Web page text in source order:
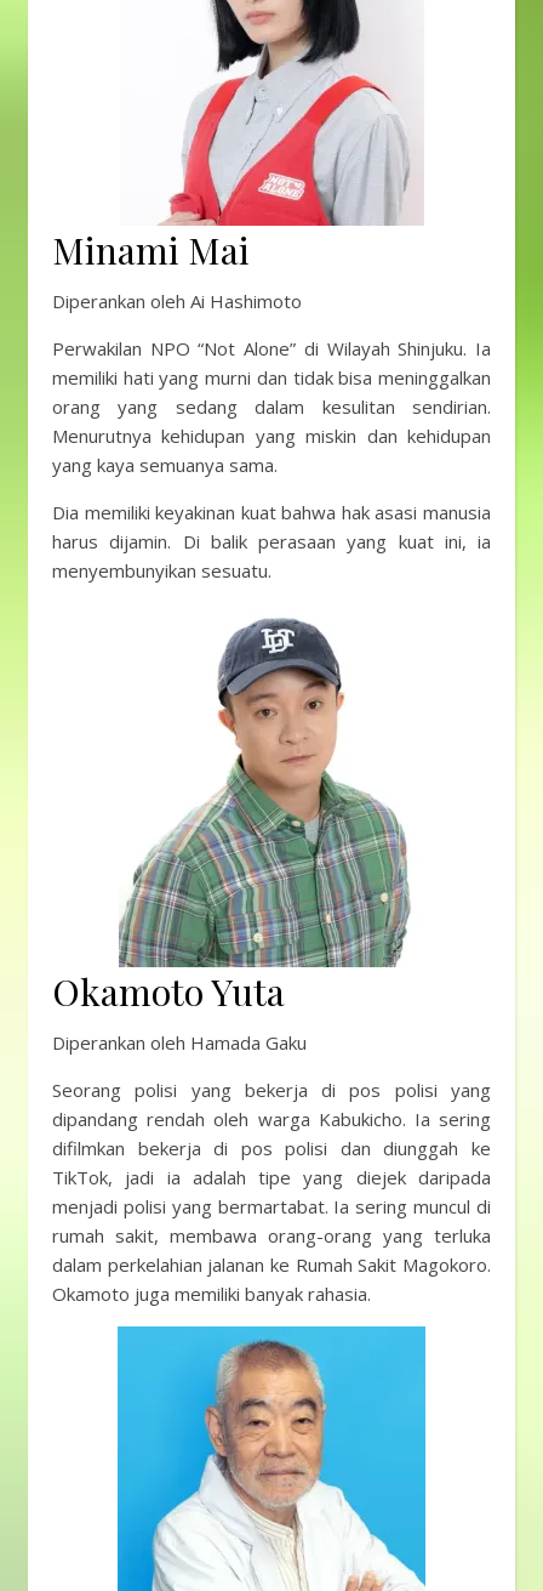
Minami Mai
Diperankan oleh Ai Hashimoto
Perwakilan NPO “Not Alone” di Wilayah Shinjuku. Ia
memiliki hati yang murni dan tidak bisa meninggalkan
orang yang sedang dalam kesulitan sendirian.
Menurutnya kehidupan yang miskin dan kehidupan
yang kaya semuanya sama.
Dia memiliki keyakinan kuat bahwa hak asasi manusia
harus dijamin. Di balik perasaan yang kuat ini, ia
menyembunyikan sesuatu.
Okamoto Yuta
Diperankan oleh Hamada Gaku
Seorang polisi yang bekerja di pos polisi yang
dipandang rendah oleh warga Kabukicho. Ia sering
difilmkan bekerja di pos polisi dan diunggah ke
TikTok, jadi ia adalah tipe yang diejek daripada
menjadi polisi yang bermartabat. Ia sering muncul di
rumah sakit, membawa orang-orang yang terluka
dalam perkelahian jalanan ke Rumah Sakit Magokoro.
Okamoto juga memiliki banyak rahasia.